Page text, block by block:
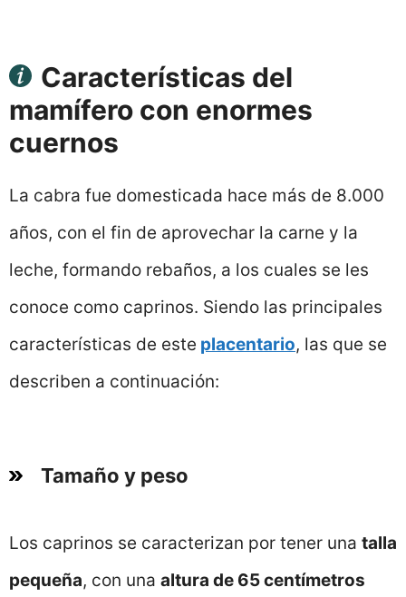
Características del
mamífero con enormes
cuernos
La cabra fue domesticada hace más de 8.000
años, con el fin de aprovechar la carne y la
leche, formando rebaños, a los cuales se les
conoce como caprinos. Siendo las principales
características de este placentario, las que se
describen a continuación:
Tamaño y peso
Los caprinos se caracterizan por tener una talla
pequeña, con una altura de 65 centímetros